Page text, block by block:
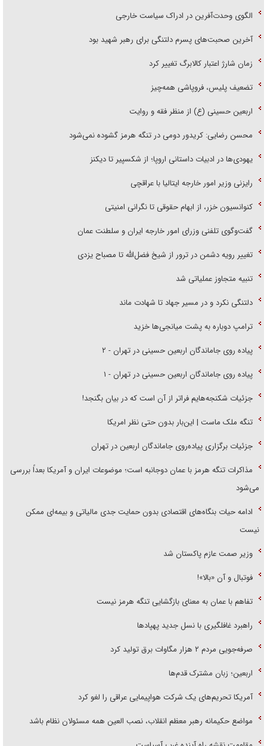
الگوی وحدت‌آفرین در ادراک سیاست خارجی
آخرین صحبت‌های پسرم دلتنگی برای رهبر شهید بود
زمان شارژ اعتبار کالابرگ تغییر کرد
تضعیف پلیس، فروپاشی همه‌چیز
اربعین حسینی (ع) از منظر فقه و روایت
محسن رضایی: کریدور دومی در تنگه هرمز گشوده نمی‌شود
یهودی‌ها در ادبیات داستانی اروپا؛ از شکسپیر تا دیکنز
رایزنی وزیر امور خارجه ایتالیا با عراقچی
کنوانسیون خزر، از ابهام حقوقی تا نگرانی امنیتی
گفت‌وگوی تلفنی وزرای امور خارجه ایران و سلطنت عمان
تغییر رویه دشمن در ترور از شیخ فضل‌الله تا مصباح یزدی
تنبیه متجاوز عملیاتی شد
دلتنگی نکرد و در مسیر جهاد تا شهادت ماند
ترامپ دوباره به پشت میانجی‌ها خزید
پیاده روی جاماندگان اربعین حسینی در تهران - ۲
پیاده روی جاماندگان اربعین حسینی در تهران - ۱
جزئیات شکنجه‌هایم فراتر از آن است که در بیان بگنجد!
تنگه ملک ماست | این‌بار بدون حتی نظر امریکا
جزئیات برگزاری پیاده‌روی جاماندگان اربعین در تهران
مذاکرات تنگه هرمز با عمان دوجانبه است؛ موضوعات ایران و آمریکا بعداً بررسی
می‌شود
ادامه حیات بنگاه‌های اقتصادی بدون حمایت جدی مالیاتی و بیمه‌ای ممکن
نیست
وزیر صمت عازم پاکستان شد
فوتبال و آن «بالا»!
تفاهم با عمان به معنای بازگشایی تنگه هرمز نیست
راهبرد غافلگیری با نسل جدید پهپاد‌ها
صرفه‌جویی مردم ۲ هزار مگاوات برق تولید کرد
اربعین؛ زبان مشترک قدم‌ها
آمریکا تحریم‌های یک شرکت هواپیمایی عراقی را لغو کرد
مواضع حکیمانه رهبر معظم انقلاب، نصب العین همه مسئولان نظام باشد